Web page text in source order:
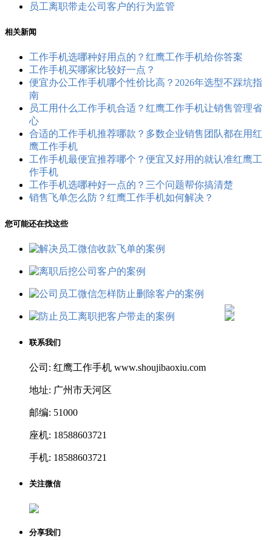
员工离职带走公司客户的行为监管
相关新闻
工作手机选哪种好用点的？红鹰工作手机给你答案
工作手机买哪家比较好一点？
便宜办公工作手机哪个性价比高？2026年选型不踩坑指
南
员工用什么工作手机合适？红鹰工作手机让销售管理省
心
合适的工作手机推荐哪款？多数企业销售团队都在用红
鹰工作手机
工作手机最便宜推荐哪个？便宜又好用的就认准红鹰工
作手机
工作手机选哪种好一点的？三个问题帮你搞清楚
销售飞单怎么防？红鹰工作手机如何解决？
您可能还在找这些
联系我们
公司: 红鹰工作手机 www.shoujibaoxiu.com
地址: 广州市天河区
邮编: 51000
座机: 18588603721
手机: 18588603721
关注微信
分享我们